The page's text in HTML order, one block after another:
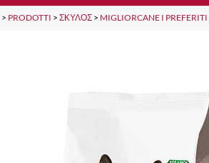
> PRODOTTI >ΣΚΎΛΟΣ > MIGLIORCANE I PREFERITI